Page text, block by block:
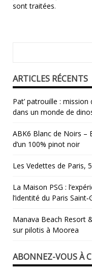
sont traitées.
ARTICLES RÉCENTS
Pat’ patrouille :
dans un monde de
ABK6 Blanc de Noirs –
d’un 100% pinot noir
Les Vedettes de Paris,
La Maison PSG :
l’identité du Paris
Manava Beach Resort
sur pilotis à Moorea
ABONNEZ-VOUS À